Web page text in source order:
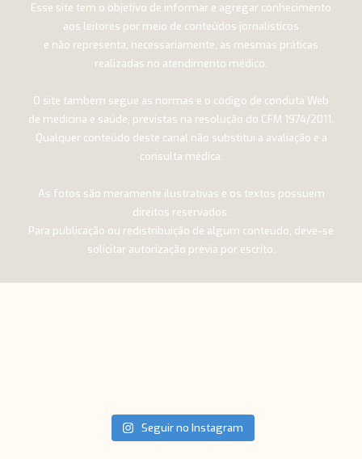
Esse site tem o objetivo de informar e agregar conhecimento
aos leitores por meio de conteúdos jornalísticos
e não representa, necessariamente, as mesmas práticas
realizadas no atendimento médico.
O site também segue as normas e o código de conduta Web
de medicina e saúde, previstas na resolução do CFM 1974/2011.
Qualquer conteúdo deste canal não substitui a avaliação e a
consulta médica.
As fotos são meramente ilustrativas e os textos possuem
direitos reservados.
Para publicação ou redistribuição de algum conteúdo, deve-se
solicitar autorização prévia por escrito.
Seguir no Instagram